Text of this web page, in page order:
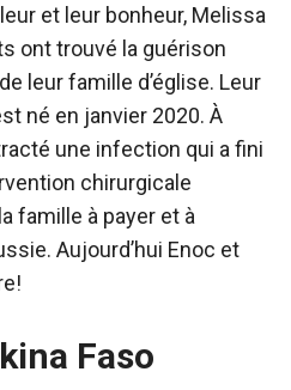
et leur bonheur, Melissa
ont trouvé la guérison
leur famille d’église. Leur
né en janvier 2020. À
une infection qui a fini
chirurgicale
famille à payer et à
Aujourd’hui Enoc et
Faso